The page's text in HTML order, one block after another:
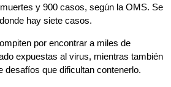
y 900 casos, según la OMS. Se
hay siete casos.
por encontrar a miles de
expuestas al virus, mientras también
desafíos que dificultan contenerlo.